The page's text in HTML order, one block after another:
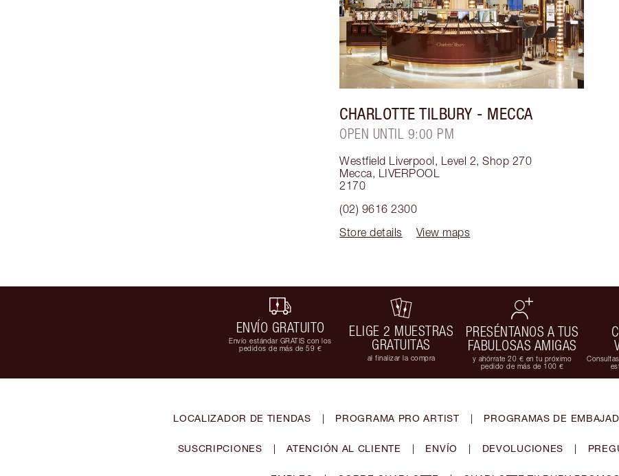
CHARLOTTE TILBURY - MECCA
OPEN UNTIL 9:00 PM
Westfield Liverpool, Level 2, Shop 270
Mecca, LIVERPOOL
2170
(02) 9616 2300
Store details
View maps
ENVÍO GRATUITO
Envío estándar GRATIS con los
pedidos de más de 59 €
ELIGE 2 MUESTRAS
GRATUITAS
al finalizar la compra
PRESÉNTANOS A TUS
FABULOSAS AMIGAS
y ahórrate 20 € en tu próximo
pedido de más de 100 €
LOCALIZADOR DE TIENDAS | PROGRAMA PRO ARTIST | PROGRAMAS DE
SUSCRIPCIONES | ATENCIÓN AL CLIENTE | ENVÍO | DEVOLUCIONES |